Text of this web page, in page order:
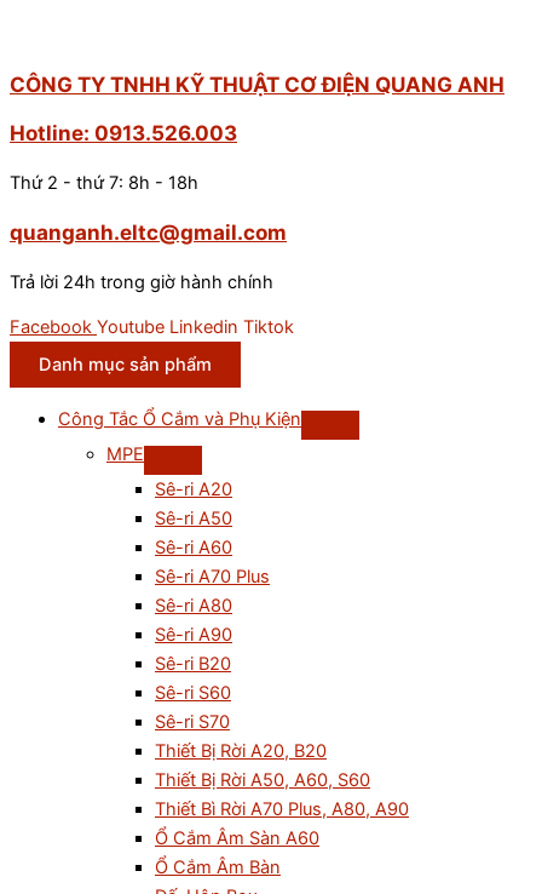
CÔNG TY TNHH KỸ THUẬT CƠ ĐIỆN QUANG ANH
Hotline: 0913.526.003
Thứ 2 - thứ 7: 8h - 18h
quanganh.eltc@gmail.com
Trả lời 24h trong giờ hành chính
Facebook Youtube Linkedin Tiktok
Danh mục sản phẩm
Công Tắc Ổ Cắm và Phụ Kiện
MPE
Sê-ri A20
Sê-ri A50
Sê-ri A60
Sê-ri A70 Plus
Sê-ri A80
Sê-ri A90
Sê-ri B20
Sê-ri S60
Sê-ri S70
Thiết Bị Rời A20, B20
Thiết Bị Rời A50, A60, S60
Thiết Bì Rời A70 Plus, A80, A90
Ổ Cắm Âm Sàn A60
Ổ Cắm Âm Bàn